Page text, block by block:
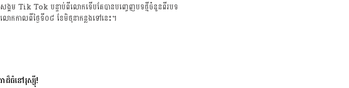
ង្គម Tik Tok បន្ទាប់ពីលោកទើបតែបានបញ្ចេញបទថ្មីចំនួនពីរបទ
កាលពីថ្ងៃទី០៨ ខែមិថុនាកន្លងទៅនេះ។
ដ៏ធំនៅរុស្ស៊ី!